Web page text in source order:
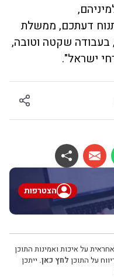
דעתכם, ממשלת
בעבודה שקטה וטובה,
ישראל".
הצטרפות
על איכות ואמינות התוכן
על התוכן לחץ כאן. ייתכן